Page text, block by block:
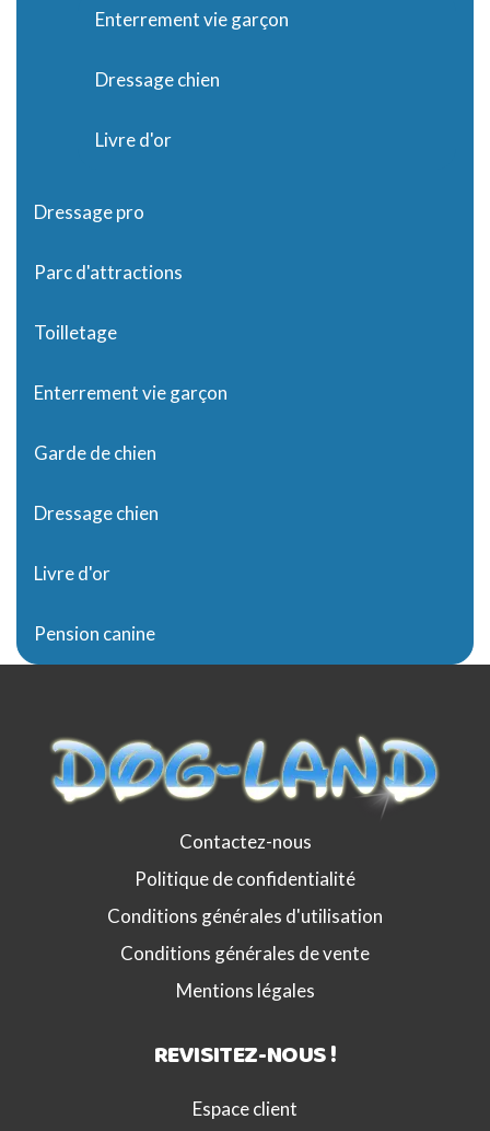
Enterrement vie garçon
Dressage chien
Livre d'or
Dressage pro
Parc d'attractions
Toilletage
Enterrement vie garçon
Garde de chien
Dressage chien
Livre d'or
Pension canine
Contactez-nous
Politique de confidentialité
Conditions générales d'utilisation
Conditions générales de vente
Mentions légales
REVISITEZ-NOUS !
Espace client